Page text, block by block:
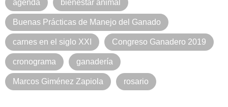
agenda bienestar animal
Buenas Prácticas de Manejo del Ganado
carnes en el siglo XXI Congreso Ganadero 2019
cronograma ganadería
Marcos Giménez Zapiola rosario